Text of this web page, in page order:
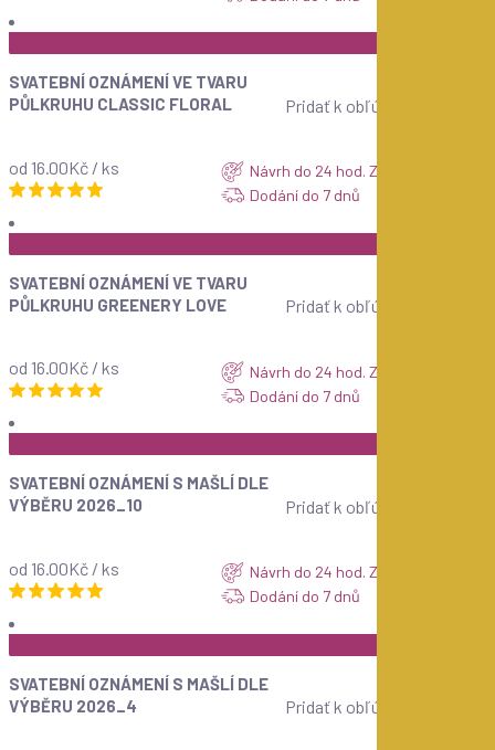
SVATEBNÍ OZNÁMENÍ VE TVARU
PŮLKRUHU CLASSIC FLORAL
Pridať k obľúbeným
od 16.00Kč / ks
Návrh do 24 hod. ZDARMA
Dodání do 7 dnů
SVATEBNÍ OZNÁMENÍ VE TVARU
PŮLKRUHU GREENERY LOVE
Pridať k obľúbeným
od 16.00Kč / ks
Návrh do 24 hod. ZDARMA
Dodání do 7 dnů
SVATEBNÍ OZNÁMENÍ S MAŠLÍ DLE
VÝBĚRU 2026_10
Pridať k obľúbeným
od 16.00Kč / ks
Návrh do 24 hod. ZDARMA
Dodání do 7 dnů
SVATEBNÍ OZNÁMENÍ S MAŠLÍ DLE
VÝBĚRU 2026_4
Pridať k obľúbeným